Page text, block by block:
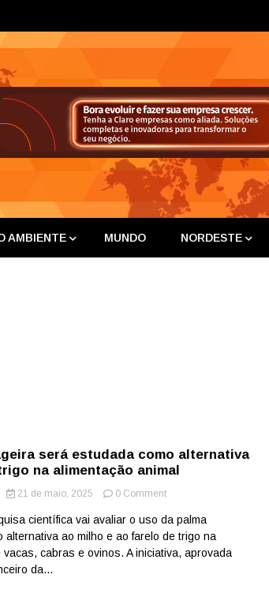
AMBIENTE MUNDO NORDESTE
será estudada como alternativa
na alimentação animal
21 de maio, 2025 0 Commenton
forrageira
será
estudada
científica vai avaliar o uso da palma
alternativa ao milho e ao farelo de trigo na
vacas, cabras e ovinos. A iniciativa, aprovada
da...